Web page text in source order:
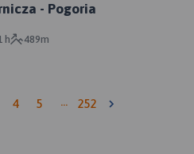
- Pogoria
h 489m
4 5 … 252